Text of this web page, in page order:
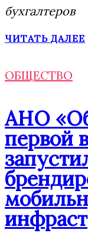
бухгалтеров
ЧИТАТЬ ДАЛЕЕ
ОБЩЕСТВО
АНО
первой